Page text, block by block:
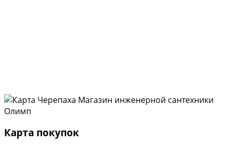
Карта покупок